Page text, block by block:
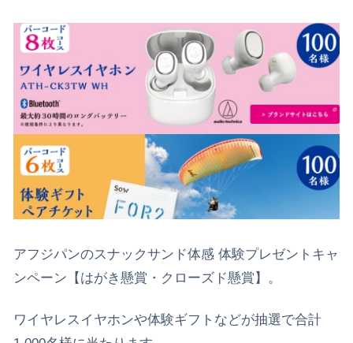
アフジパンのスナックサンド体感 体験プレゼントキャ
ンペーン【はがき懸賞・クローズド懸賞】。
ワイヤレスイヤホンや体験ギフトなどが抽選で合計